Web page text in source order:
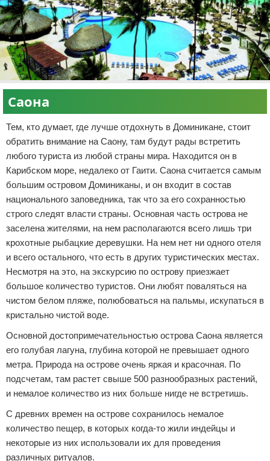
Саона
Тем, кто думает, где лучше отдохнуть в Доминикане, стоит
обратить внимание на Саону, там будут рады встретить
любого туриста из любой страны мира. Находится он в
Карибском море, недалеко от Гаити. Саона считается самым
большим островом Доминиканы, и он входит в состав
национального заповедника, так что за его сохранностью
строго следят власти страны. Основная часть острова не
заселена жителями, на нем располагаются всего лишь три
крохотные рыбацкие деревушки. На нем нет ни одного отеля
и всего остального, что есть в других туристических местах.
Несмотря на это, на экскурсию по острову приезжает
большое количество туристов. Они любят поваляться на
чистом белом пляже, полюбоваться на пальмы, искупаться в
кристально чистой воде.
Основной достопримечательностью острова Саона является
его голубая лагуна, глубина которой не превышает одного
метра. Природа на острове очень яркая и красочная. По
подсчетам, там растет свыше 500 разнообразных растений,
и немалое количество из них больше нигде не встретишь.
С древних времен на острове сохранилось немалое
количество пещер, в которых когда-то жили индейцы и
некоторые из них использовали их для проведения
различных ритуалов.